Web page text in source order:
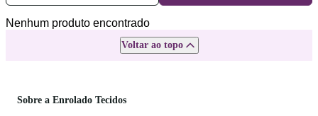
Nenhum produto encontrado
Voltar ao topo
Sobre a Enrolado Tecidos